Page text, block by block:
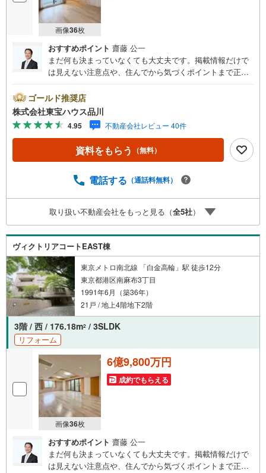
画像36枚
おすすめポイント 齋藤 公一
まだ何も決まっていなくても大丈夫です。掲載情報だけで
は見えない注意点や、住んでから気づくポイントまで正直
とも包み隠さずお伝えし、「納得して選ぶ」ためのサポー
トを大切にしています。現地でしか分からないリアルな情
報も含めて、一緒に後悔しない住まい探しを進めていきま
しょう。まずはお気軽にご相談ください。【Yahoo！ 不動
産キャンペーン対象店舗】当店で物件を成約するとPayPay
ボーナスライトがもらえる「Yahoo！ 不動産 物件ご成約キ
予約をする」ボタンからお問い合わせください。※必ずYah
のご請求はお気軽にどうぞ♪お電話でのお問い合わせも常
時受け付けております！お気軽にお問い合わせください。
ゴールド推奨店
株式会社東宝ハウス品川
4.95 不動産会社レビュー 40件
資料をもらう （無料）
電話する （通話料無料）
取り扱い不動産会社をもっと見る（全5社）
ヴィクトリアコートEAST棟
東京メトロ南北線 「白金高輪」駅 徒歩12分
東京都港区南麻布3丁目
1991年6月（築36年）
21戸 / 地上4階地下2階
3階 / 西 / 176.18m2 / 3SLDK
リフォーム
画像36枚
6億9,800万円
成約でもらえる
おすすめポイント 齋藤 公一
まだ何も決まっていなくても大丈夫です。掲載情報だけで
は見えない注意点や、住んでから気づくポイントまで正直